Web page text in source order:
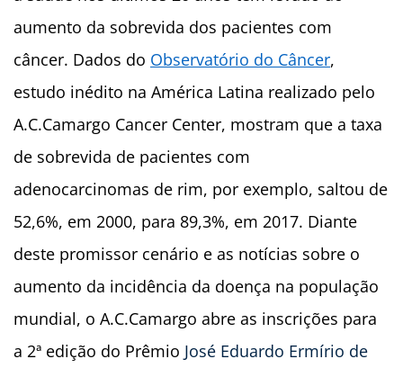
aumento da sobrevida dos pacientes com
câncer. Dados do Observatório do Câncer,
estudo inédito na América Latina realizado pelo
A.C.Camargo Cancer Center, mostram que a taxa
de sobrevida de pacientes com
adenocarcinomas de rim, por exemplo, saltou de
52,6%, em 2000, para 89,3%, em 2017. Diante
deste promissor cenário e as notícias sobre o
aumento da incidência da doença na população
mundial, o A.C.Camargo abre as inscrições para
a 2ª edição do Prêmio José Eduardo Ermírio de